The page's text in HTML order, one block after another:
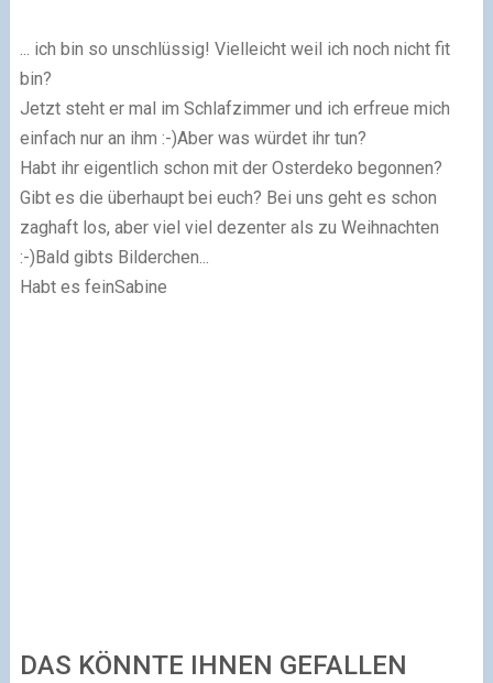
... ich bin so unschlüssig! Vielleicht weil ich noch nicht fit
bin?
Jetzt steht er mal im Schlafzimmer und ich erfreue mich
einfach nur an ihm :-)Aber was würdet ihr tun?
Habt ihr eigentlich schon mit der Osterdeko begonnen?
Gibt es die überhaupt bei euch? Bei uns geht es schon
zaghaft los, aber viel viel dezenter als zu Weihnachten
:-) Bald gibts Bilderchen...
Habt es feinSabine
DAS KÖNNTE IHNEN GEFALLEN